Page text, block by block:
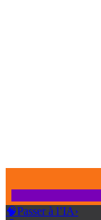
🧠Passer à l’IA›